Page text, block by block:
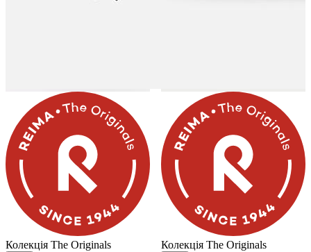
Колекція The Originals Колекція The Originals